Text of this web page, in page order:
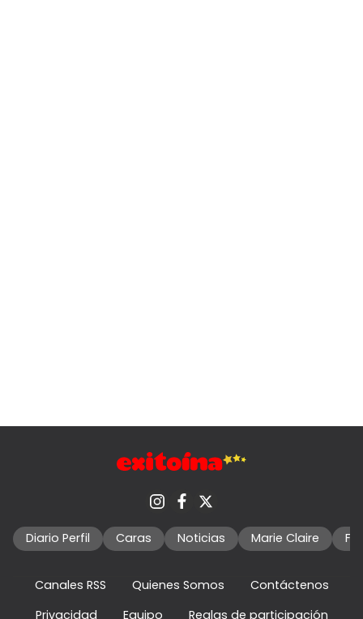
Diario Perfil Caras Noticias Marie Claire
Canales RSS Quienes Somos
Contáctenos
Privacidad
Equipo Reglas de participación